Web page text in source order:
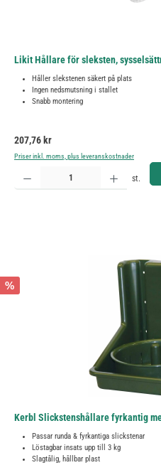
Likit Hållare för sleksten,
Håller slekstenen säkert på plats
Ingen nedsmutsning i stallet
Snabb montering
Ordinarie pris:
207,76 kr
Priser inkl. moms, plus leveranskostnader
Produktkvantitet: Ange önskat belopp eller
st.
%
Kerbl Slickstenshållare fyrkantig
Passar runda & fyrkantiga slickstenar
Löstagbar insats upp till 3 kg
Slagtålig, hållbar plast